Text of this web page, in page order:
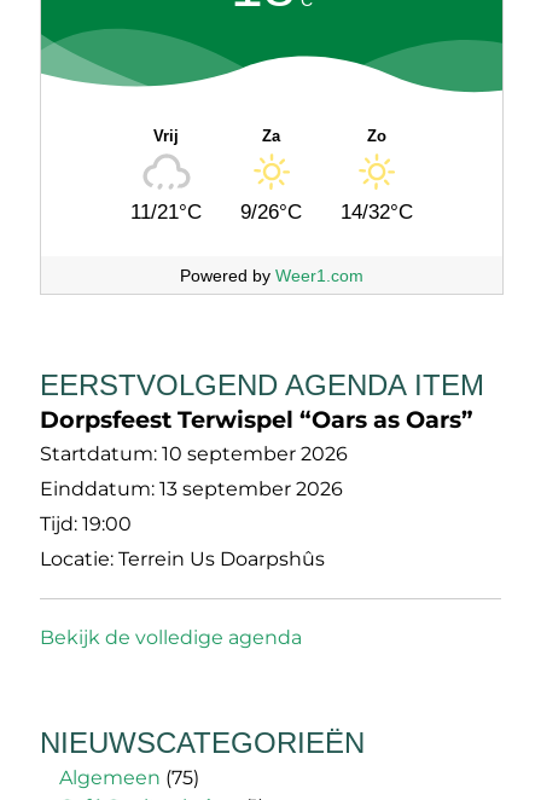
Vrij
11/21°C
Za
9/26°C
Zo
14/32°C
Powered by Weer1.com
EERSTVOLGEND AGENDA ITEM
Dorpsfeest Terwispel “Oars as Oars”
Startdatum: 10 september 2026
Einddatum: 13 september 2026
Tijd: 19:00
Locatie: Terrein Us Doarpshûs
Bekijk de volledige agenda
NIEUWSCATEGORIEËN
Algemeen (75)